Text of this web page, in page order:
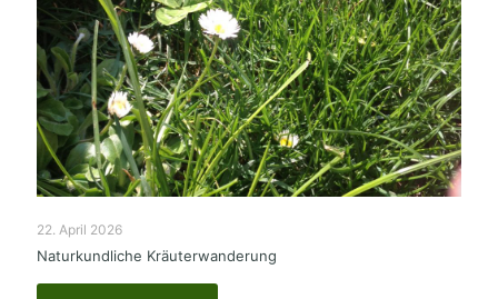
22. April 2026
Naturkundliche Kräuterwanderung